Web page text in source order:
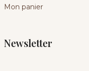
Mon panier
Newsletter